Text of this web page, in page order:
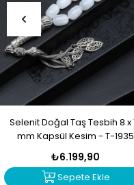
Selenit Doğal Taş Tesbih 8 x
mm Kapsül Kesim - T-1935
₺6.199,90
Sepete Ekle